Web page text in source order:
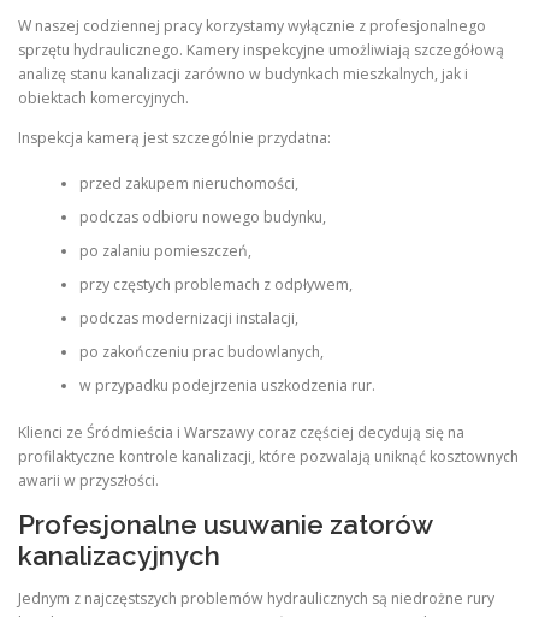
W naszej codziennej pracy korzystamy wyłącznie z profesjonalnego
sprzętu hydraulicznego. Kamery inspekcyjne umożliwiają szczegółową
analizę stanu kanalizacji zarówno w budynkach mieszkalnych, jak i
obiektach komercyjnych.
Inspekcja kamerą jest szczególnie przydatna:
przed zakupem nieruchomości,
podczas odbioru nowego budynku,
po zalaniu pomieszczeń,
przy częstych problemach z odpływem,
podczas modernizacji instalacji,
po zakończeniu prac budowlanych,
w przypadku podejrzenia uszkodzenia rur.
Klienci ze Śródmieścia i Warszawy coraz częściej decydują się na
profilaktyczne kontrole kanalizacji, które pozwalają uniknąć kosztownych
awarii w przyszłości.
Profesjonalne usuwanie zatorów
kanalizacyjnych
Jednym z najczęstszych problemów hydraulicznych są niedrożne rury